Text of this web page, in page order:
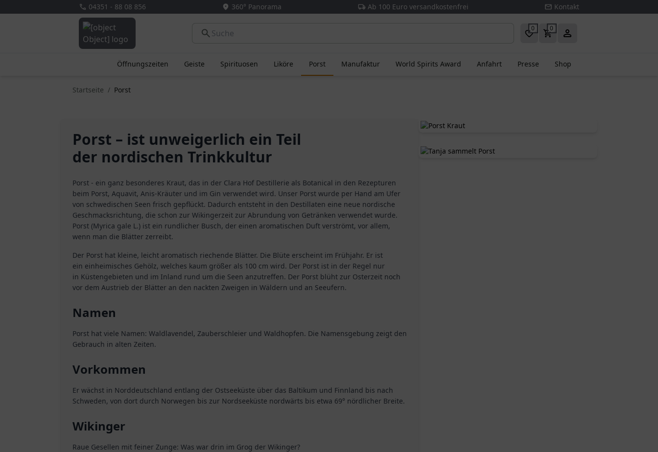
04351 - 88 08 856 360° Panorama Ab 100 Euro versandkostenfrei Kontakt
0 0
Öffnungszeiten Geiste Spirituosen Liköre Porst Manufaktur World Spirits Award Anfahrt Presse Shop
Startseite Porst
Porst – ist unweigerlich ein Teil
der nordischen Trinkkultur
Porst - ein ganz besonderes Kraut, das in der Clara Hof Destillerie als Botanical in den Rezepturen
beim Porst, Aquavit, Anis-Kräuter und im Gin verwendet wird. Unser Porst wurde per Hand am Ufer
von schwedischen Seen frisch gepflückt. Dadurch entsteht in den Destillaten eine neue nordische
Geschmacksrichtung, die schon zur Wikingerzeit zur Abrundung von Getränken verwendet wurde.
Porst (Myrica gale L.) ist ein rundlicher Busch, der einen aromatischen Duft verströmt, vor allem,
wenn man die Blätter zerreibt.
Der Porst hat kleine, leicht aromatisch riechende Blätter. Die Blüte erscheint im Frühjahr. Er ist
ein einheimisches Gehölz, welches kaum größer als 100 cm wird. Der Porst ist in der Regel nur
in Küstengebieten und im Inland rund um die Seen anzutreffen. Der Porst blüht zur Osterzeit noch
vor dem Austrieb der Blätter an den nackten Zweigen in Wäldern und an Seeufern.
Namen
Porst hat viele Namen: Waldlavendel, Zauberschleier und Waldhopfen. Die Namensgebung zeigt den
Gebrauch in alten Zeiten.
Vorkommen
Er wächst in Norddeutschland entlang der Ostseeküste über das Baltikum und Finnland bis nach
Schweden, von dort durch Norwegen bis zur Nordseeküste nordwärts bis etwa 69° nördlicher Breite.
Wikinger
Raue Gesellen mit feiner Zunge: Was war drin im Grog der Wikinger?